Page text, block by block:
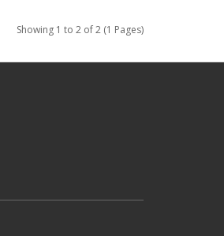
Showing 1 to 2 of 2 (1 Pages)